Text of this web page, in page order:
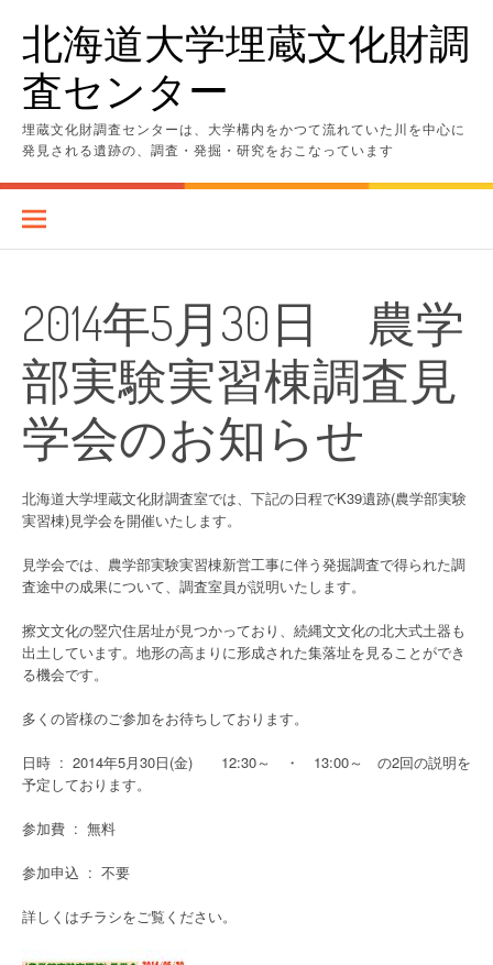
ッ
北海道大学埋蔵文化財調
査センター
埋蔵文化財調査センターは、大学構内をかつて流れていた川を中心に
発見される遺跡の、調査・発掘・研究をおこなっています
2014年5月30日 農学
部実験実習棟調査見
学会のお知らせ
北海道大学埋蔵文化財調査室では、下記の日程でK39遺跡(農学部実験
実習棟)見学会を開催いたします。
見学会では、農学部実験実習棟新営工事に伴う発掘調査で得られた調
査途中の成果について、調査室員が説明いたします。
擦文文化の竪穴住居址が見つかっており、続縄文文化の北大式土器も
出土しています。地形の高まりに形成された集落址を見ることができ
る機会です。
多くの皆様のご参加をお待ちしております。
日時 : 2014年5月30日(金) 12:30～ ・ 13:00～ の2回の説明を
予定しております。
参加費 : 無料
参加申込 : 不要
詳しくはチラシをご覧ください。